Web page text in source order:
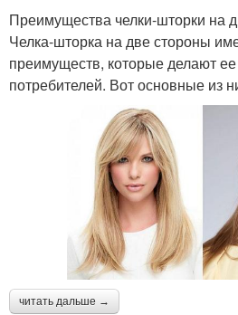
Преимущества челки-шторки на
Челка-шторка на две стороны
преимуществ, которые делают
потребителей. Вот основные из
читать дальше →